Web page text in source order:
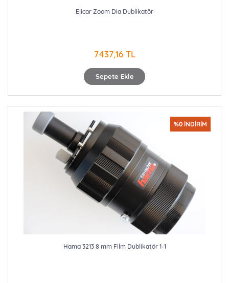
Sepete Ekle
Elicar Zoom Dia Dublikatör
7437,16 TL
%0 İNDİRİM
Hama 3213 8 mm Film Dublikatör 1-1